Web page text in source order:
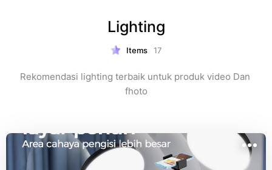
Lighting
Items 17
Rekomendasi lighting terbaik untuk produk video Dan
fhoto